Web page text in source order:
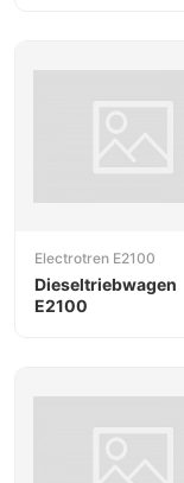
Electrotren E2100
Dieseltriebwagen
E2100